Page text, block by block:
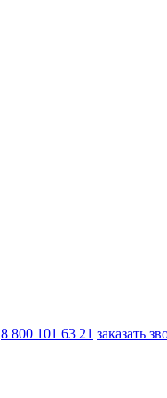
8 800 101 63 21 заказать